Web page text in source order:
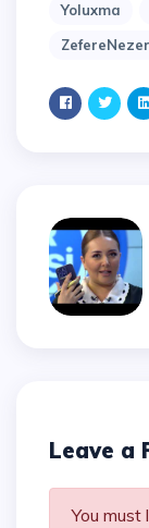
Yoluxma
ZefereNezer
Leave a
You